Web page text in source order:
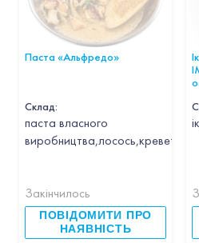
Паста «Альфредо»
Склад:
паста власного
Закінчилось
ПОВІДОМИТИ ПРО
НАЯВНІСТЬ